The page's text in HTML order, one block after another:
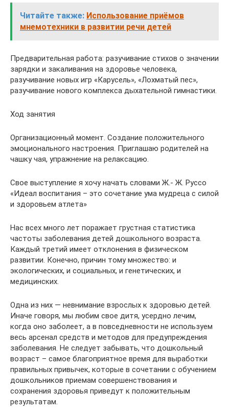
Читайте также: Использование приёмов
мнемотехники в развитии речи детей
Предварительная работа: разучивание стихов о значении
зарядки и закаливания на здоровье человека,
разучивание новых игр «Карусель», «Лохматый пес»,
разучивание нового комплекса дыхательной гимнастики.
Ход занятия
Организационный момент. Создание положительного
эмоционального настроения. Приглашаю родителей на
чашку чая, упражнение на релаксацию.
Свое выступление я хочу начать словами Ж.- Ж. Руссо
«Идеал воспитания – это сочетание ума мудреца с силой
и здоровьем атлета»
Нас всех много лет поражает грустная статистика
частоты заболевания детей дошкольного возраста.
Каждый третий имеет отклонения в физическом
развитии. Конечно, причин тому множество: и
экологических, и социальных, и генетических, и
медицинских.
Одна из них — невнимание взрослых к здоровью детей.
Иначе говоря, мы любим свое дитя, усердно лечим,
когда оно заболеет, а в повседневности не используем
весь арсенал средств и методов для предупреждения
заболевания. Не следует забывать, что дошкольный
возраст – самое благоприятное время для выработки
правильных привычек, которые в сочетании с обучением
дошкольников приемам совершенствования и
сохранения здоровья приведут к положительным
результатам.